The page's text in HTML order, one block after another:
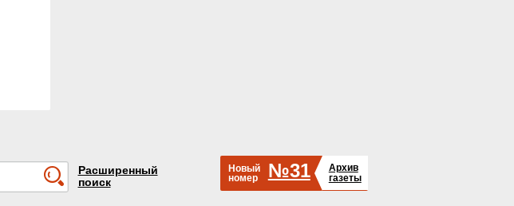
Расширенный
поиск
Новый
номер
№31
Архив
газеты